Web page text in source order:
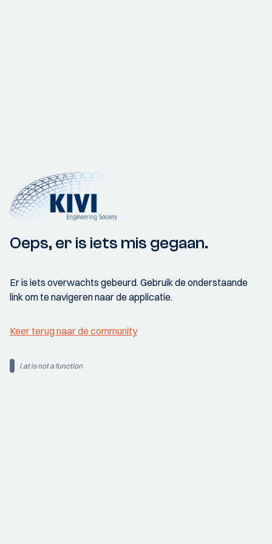
Oeps, er is iets mis gegaan.
Er is iets overwachts gebeurd. Gebruik de onderstaande
link om te navigeren naar de applicatie.
Keer terug naar de community
i.at is not a function